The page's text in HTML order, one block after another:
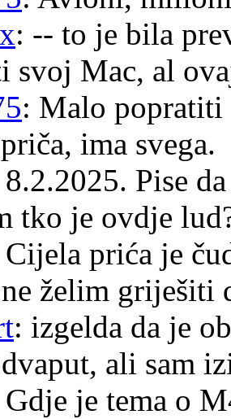
: -- to je bila
svoj Mac, al
: Malo popratiti
ima svega.
8.2.2025. Pise
tko je ovdje
Cijela prića je
želim griješiti
: izgelda da je
ali sam
Gdje je tema o